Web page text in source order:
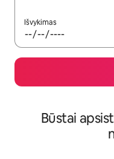
Išvykimas
Būstai